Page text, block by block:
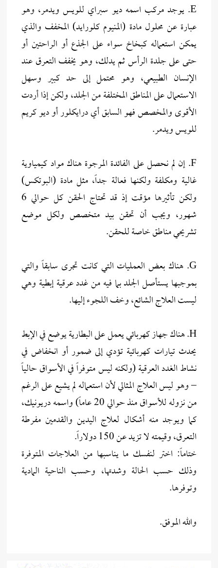
E. يوجد مركب اسمه ديو سبراي للويس ويدمر، وهو
عبارة عن محلول مادة (المنيوم كلورايد) المخفف والذي
يمكن استعماله كبخاخ سواء على الجذع أو الراحتين أو
حتى على جلدة الرأس ثم يدلك، وهو يخفف التعرق عند
الإنسان الطبيعي، وهو محتمل إلى حد كبير وسهل
الاستعمال على المناطق المختلفة من الجلد، ولكن إذا أردت
الأقوى والمخصص فهو السابق أي درايكلور أو ديو كريم
للويس ويدمر.
F. إن لم نحصل على الفائدة المرجوة هناك مواد كيمياوية
غالية ومكلفة ولكنها فعالة جداً، مثل مادة (البوتكس)
ولكن تأثيرها مؤقت إذ قد تحتاج الحقن كل حوالي 6
شهور، ويجب أن تحقن بيد متخصص ولكل موضع
تشريحي مناطق خاصة للحقن.
G. هناك بعض العمليات التي كانت تجرى سابقاً والتي
بموجبها يستأصل الجلد بما فيه من غدد عرقية إبطية وهي
ليست العلاج الشائع، وخف اللجوء إليها.
H. هناك جهاز كهربائي يعمل على البطارية يوضع في الإبط
يحدث تيارات كهربائية تؤدي إلى ضمور أو انخفاض في
نشاط الغدد العرقية (ولكنه ليس متوفراً في الأسواق حالياً
– وهو ليس العلاج المثالي لأن استعماله لم يشيع على الرغم
من نزوله للأسواق منذ حوالي 20 عاماً) واسمه دريونيك،
كما ويوجد منه أشكال لعلاج اليدين والقدمين مفرطة
التعرق، وقيمته لا تزيد عن 150 دولاراً.
ختاماً: اختر لنفسك ما يناسبها من العلاجات المتوفرة
وذلك حسب الحالة وشدتها، وحسب الناحية المادية
وتوفرها.
والله الموفق.